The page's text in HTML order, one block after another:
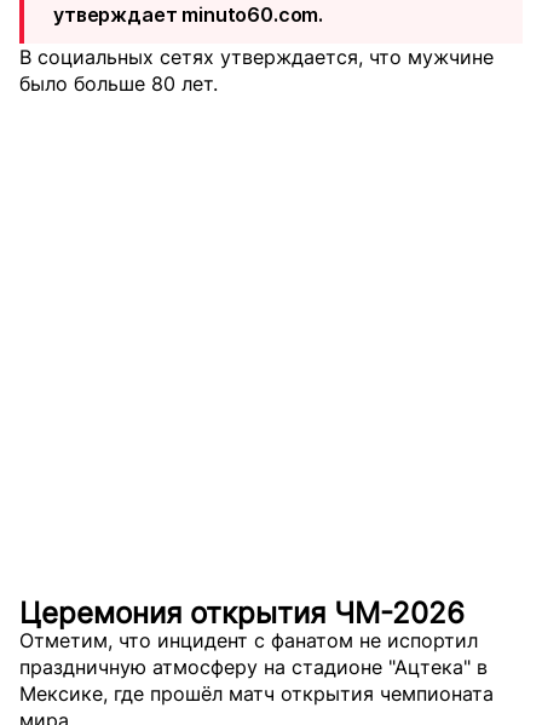
утверждает minuto60.com.
В социальных сетях утверждается, что мужчине
было больше 80 лет.
Церемония открытия ЧМ-2026
Отметим, что инцидент с фанатом не испортил
праздничную атмосферу на стадионе "Ацтека" в
Мексике, где прошёл матч открытия чемпионата
мира.